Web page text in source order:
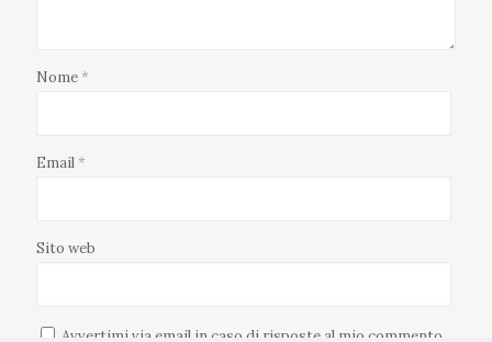
Nome *
Email *
Sito web
Avvertimi via email in caso di risposte al mio commento.